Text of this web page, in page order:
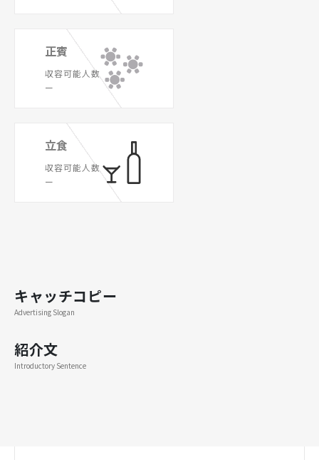
正賓
収容可能人数
ー
立食
収容可能人数
ー
キャッチコピー
Advertising Slogan
紹介文
Introductory Sentence